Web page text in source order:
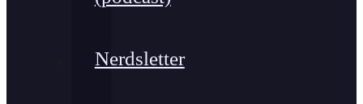
Nerdsletter